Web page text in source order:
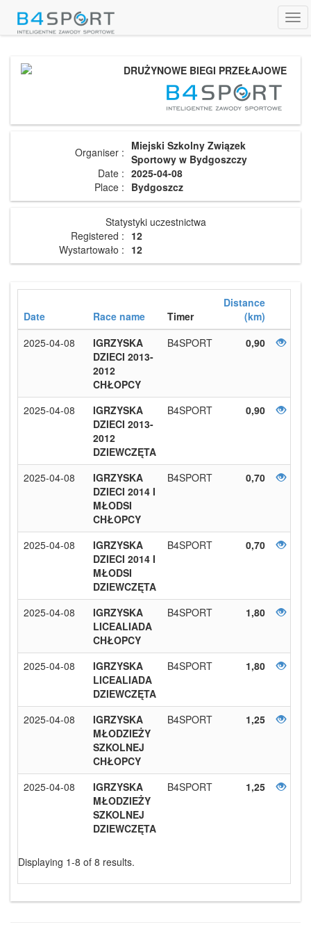
DRUŻYNOWE BIEGI PRZEŁAJOWE
Organiser : Miejski Szkolny Związek
Sportowy w Bydgoszczy
Date : 2025-04-08
Place : Bydgoszcz
Statystyki uczestnictwa
Registered : 12
Wystartowało : 12
Date Race name Timer
Distance
(km)
2025-04-08
IGRZYSKA
DZIECI 2013-
2012
CHŁOPCY
B4SPORT 0,90
2025-04-08
IGRZYSKA
DZIECI 2013-
2012
DZIEWCZĘTA
B4SPORT 0,90
2025-04-08
IGRZYSKA
DZIECI 2014 I
MŁODSI
CHŁOPCY
B4SPORT 0,70
2025-04-08
IGRZYSKA
DZIECI 2014 I
MŁODSI
DZIEWCZĘTA
B4SPORT 0,70
2025-04-08
IGRZYSKA
LICEALIADA
CHŁOPCY
B4SPORT 1,80
2025-04-08
IGRZYSKA
LICEALIADA
DZIEWCZĘTA
B4SPORT 1,80
2025-04-08
IGRZYSKA
MŁODZIEŻY
SZKOLNEJ
CHŁOPCY
B4SPORT 1,25
2025-04-08
IGRZYSKA
MŁODZIEŻY
SZKOLNEJ
DZIEWCZĘTA
B4SPORT 1,25
Displaying 1-8 of 8 results.